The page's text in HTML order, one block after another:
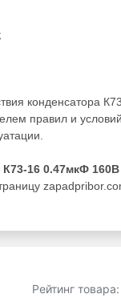
конденсатора
правил и
16 0.47мкФ 160В
Рейтинг товара: